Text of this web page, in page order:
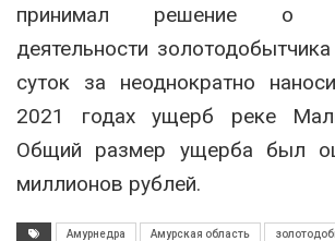
принимал решение о
деятельности
суток за неоднократно
2021 годах ущерб реке
Общий размер ущерба был
миллионов рублей.
Амурнедра Амурская область